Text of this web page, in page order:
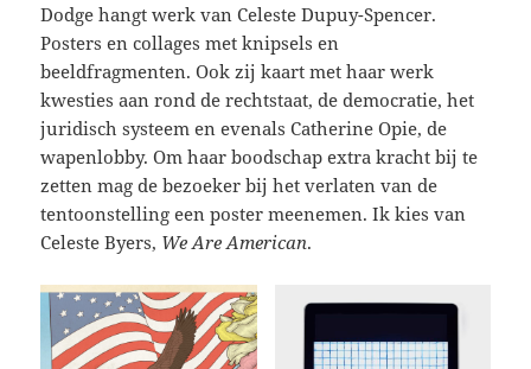
Dodge hangt werk van Celeste Dupuy-Spencer.
Posters en collages met knipsels en
beeldfragmenten. Ook zij kaart met haar werk
kwesties aan rond de rechtstaat, de democratie, het
juridisch systeem en evenals Catherine Opie, de
wapenlobby. Om haar boodschap extra kracht bij te
zetten mag de bezoeker bij het verlaten van de
tentoonstelling een poster meenemen. Ik kies van
Celeste Byers, We Are American.